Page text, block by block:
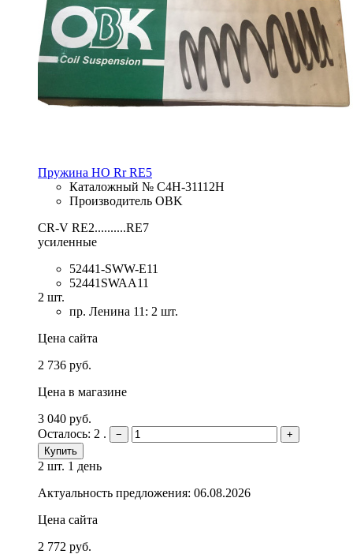
Пружина HO Rr RE5
Каталожный № C4H-31112H
Производитель OBK
CR-V RE2..........RE7
усиленные
52441-SWW-E11
52441SWAA11
2 шт.
пр. Ленина 11: 2 шт.
Цена сайта
2 736 руб.
Цена в магазине
3 040 руб.
Осталось: 2 .
−
+
Купить
2 шт. 1 день
Актуальность предложения: 06.08.2026
Цена сайта
2 772 руб.